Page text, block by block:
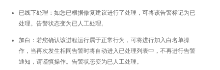
已线下处理：如您已根据修复建议进行了处理，可将该告警标记为已
处理。告警状态变为已人工处理。
加白：若您确认该进程运行属于正常行为，可将进行加入白名单操
作，当再次发生相同告警时将自动进入已处理列表中，不再进行告警
通知，请谨慎操作。告警状态变为已人工处理。